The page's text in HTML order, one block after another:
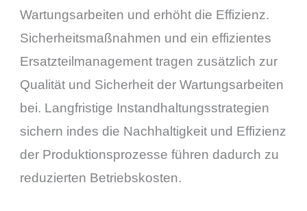
Wartungsarbeiten und erhöht die Effizienz.
Sicherheitsmaßnahmen und ein effizientes
Ersatzteilmanagement tragen zusätzlich zur
Qualität und Sicherheit der Wartungsarbeiten
bei. Langfristige Instandhaltungsstrategien
sichern indes die Nachhaltigkeit und Effizienz
der Produktionsprozesse führen dadurch zu
reduzierten Betriebskosten.